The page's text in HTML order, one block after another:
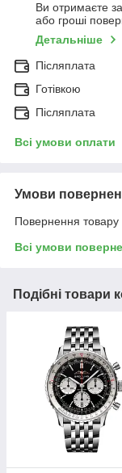
Ви отримаєте
або гроші
Детальніше
Післяплата
Готівкою
Післяплата
Всі умови оплати
Умови
Повернення товару
Всі умови
Подібні товари